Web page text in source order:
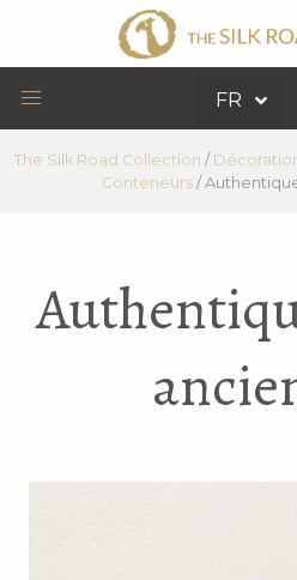
FR
The Silk Road Collection /
Conteneurs/